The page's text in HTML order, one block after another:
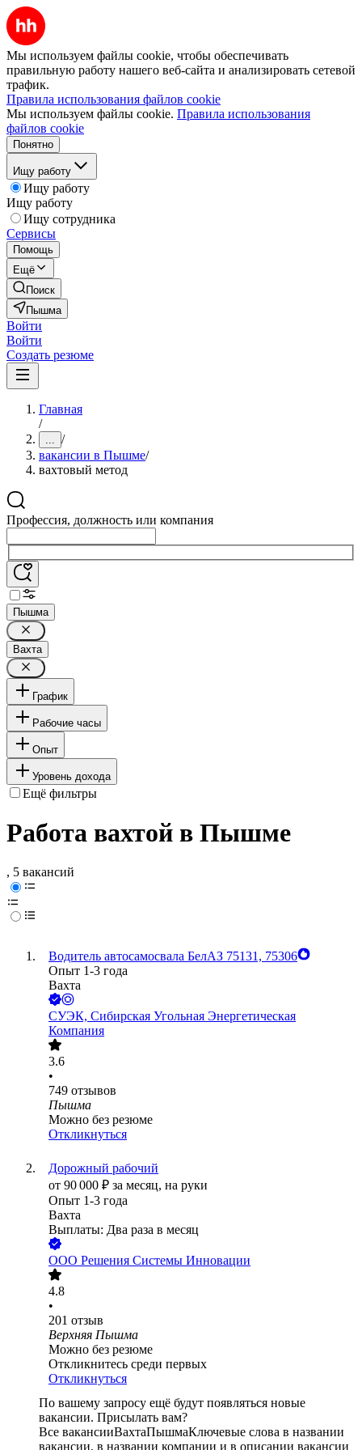
Мы используем файлы cookie, чтобы обеспечивать
правильную работу нашего веб-сайта и анализировать сетевой
трафик.
Правила использования файлов cookie
Мы используем файлы cookie. Правила использования
файлов cookie
Понятно
Ищу работу
Ищу работу
Ищу работу
Ищу сотрудника
Сервисы
Помощь
Ещё
Поиск
Пышма
Войти
Войти
Создать резюме
Главная
/
... /
вакансии в Пышме/
вахтовый метод
Профессия, должность или компания
Пышма
Вахта
График
Рабочие часы
Опыт
Уровень дохода
Ещё фильтры
Работа вахтой в Пышме
, 5 вакансий
Водитель автосамосвала БелАЗ 75131, 75306
Опыт 1-3 года
Вахта
СУЭК, Сибирская Угольная Энергетическая
Компания
3.6
•
749 отзывов
Пышма
Можно без резюме
Откликнуться
Дорожный рабочий
от 90 000 ₽ за месяц, на руки
Опыт 1-3 года
Вахта
Выплаты: Два раза в месяц
ООО Решения Системы Инновации
4.8
•
201 отзыв
Верхняя Пышма
Можно без резюме
Откликнитесь среди первых
Откликнуться
По вашему запросу ещё будут появляться новые
вакансии. Присылать вам?
Все вакансииВахтаПышмаКлючевые слова в названии
вакансии, в названии компании и в описании вакансии